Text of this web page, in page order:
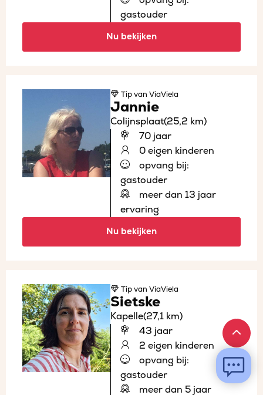
gastouder
Nu bekijken
Tipvan ViaViela
Jannie
Colijnsplaat(25,2 km)
70 jaar
0 eigen kinderen
opvang bij:
gastouder
meer dan 13 jaar
ervaring
Nu bekijken
Tipvan ViaViela
Sietske
Kapelle(27,1 km)
43 jaar
2 eigen kinderen
opvang bij:
gastouder
meer dan 5 jaar